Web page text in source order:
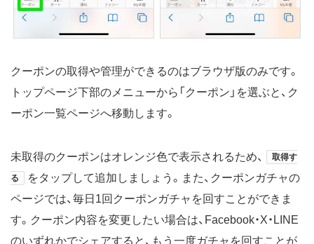
クーポンの取得や管理ができるのはブラウザ版のみです。
トップページ下部のメニューから「クーポン」を選ぶと、ク
ーポン一覧ページへ移動します。
未取得のクーポンはオレンジ色で表示されるため、 取得す
る
をタップして追加しましょう。また、クーポンガチャの
ページでは、毎日1回クーポンガチャを回すことができま
す。クーポン内容を変更したい場合は、Facebook・X・LINE
のいずれかでシェアすると、もう一度ガチャを回すことが